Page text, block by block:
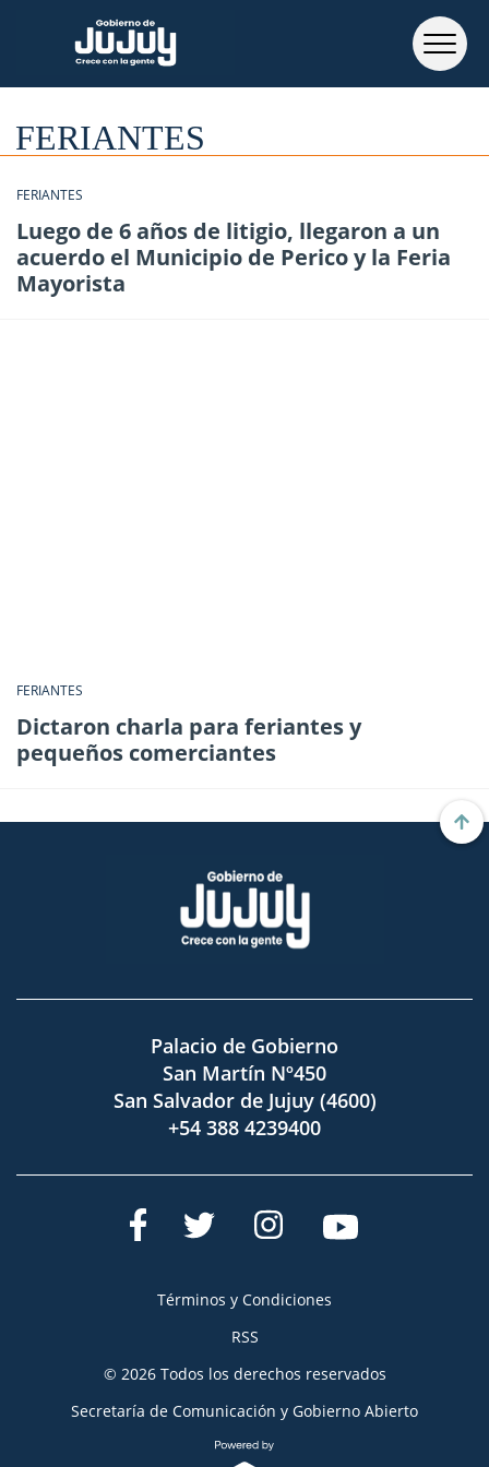
FERIANTES
FERIANTES
Luego de 6 años de litigio, llegaron a un
acuerdo el Municipio de Perico y la Feria
Mayorista
FERIANTES
Dictaron charla para feriantes y
pequeños comerciantes
Palacio de Gobierno
San Martín Nº450
San Salvador de Jujuy (4600)
+54 388 4239400
Términos y Condiciones
RSS
© 2026 Todos los derechos reservados
Secretaría de Comunicación y Gobierno Abierto